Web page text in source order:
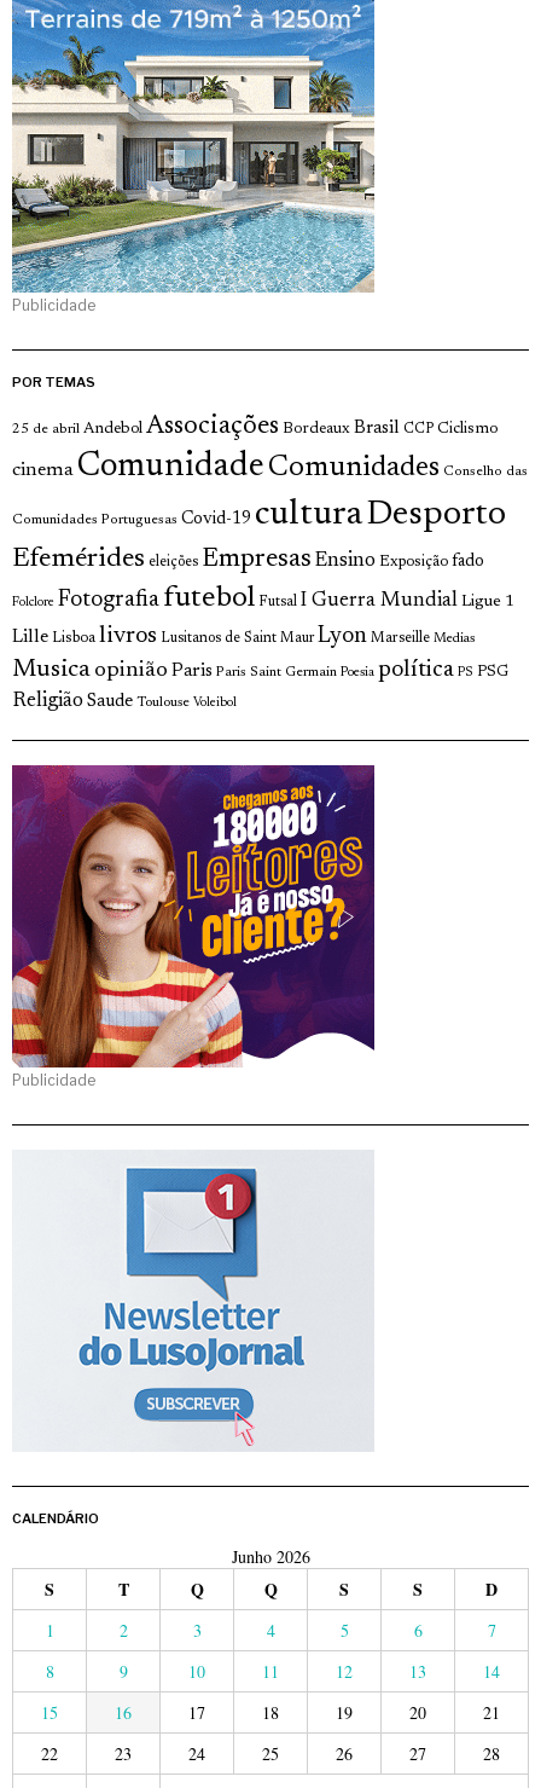
Publicidade
POR TEMAS
25 de abril Andebol Associações Bordeaux Brasil CCP Ciclismo
cinema Comunidade Comunidades Conselho das
Comunidades Portuguesas Covid-19 culturaDesporto
Efemérides eleições Empresas Ensino Exposição fado
Folclore Fotografia futebol Futsal I Guerra Mundial Ligue 1
Lille Lisboa livros Lusitanos de Saint Maur Lyon Marseille Medias
Musica opinião Paris Paris Saint Germain Poesia política PS PSG
Religião Saude Toulouse Voleibol
Publicidade
CALENDÁRIO
Junho 2026
S T Q Q S S D
1 2 3 4 5 6
7
8
9 10 11 12 13
14
15
16 17 18 19 20
21
22
23 24 25 26 27
28